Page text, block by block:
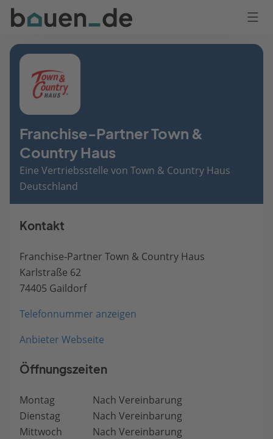
Bauen
Logo
Anmelden
Franchise-Partner Town &
Country Haus
Eine Vertriebsstelle von Town & Country Haus
Deutschland
Kontakt
Franchise-Partner Town & Country Haus
Karlstraße 62
74405 Gaildorf
Telefonnummer anzeigen
Anbieter Webseite
Öffnungszeiten
Montag
Nach Vereinbarung
Dienstag
Nach Vereinbarung
Mittwoch
Nach Vereinbarung